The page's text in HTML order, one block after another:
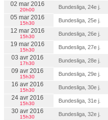
02 mar 2016
20h00 Bundesliga, 24e j.
05 mar 2016
15h30 Bundesliga, 25e j.
12 mar 2016
15h30 Bundesliga, 26e j.
19 mar 2016
15h30 Bundesliga, 27e j.
03 avr 2016
17h30 Bundesliga, 28e j.
09 avr 2016
15h30 Bundesliga, 29e j.
16 avr 2016
15h30 Bundesliga, 30e j.
24 avr 2016
15h30 Bundesliga, 31e j.
30 avr 2016
15h30 Bundesliga, 32e j.